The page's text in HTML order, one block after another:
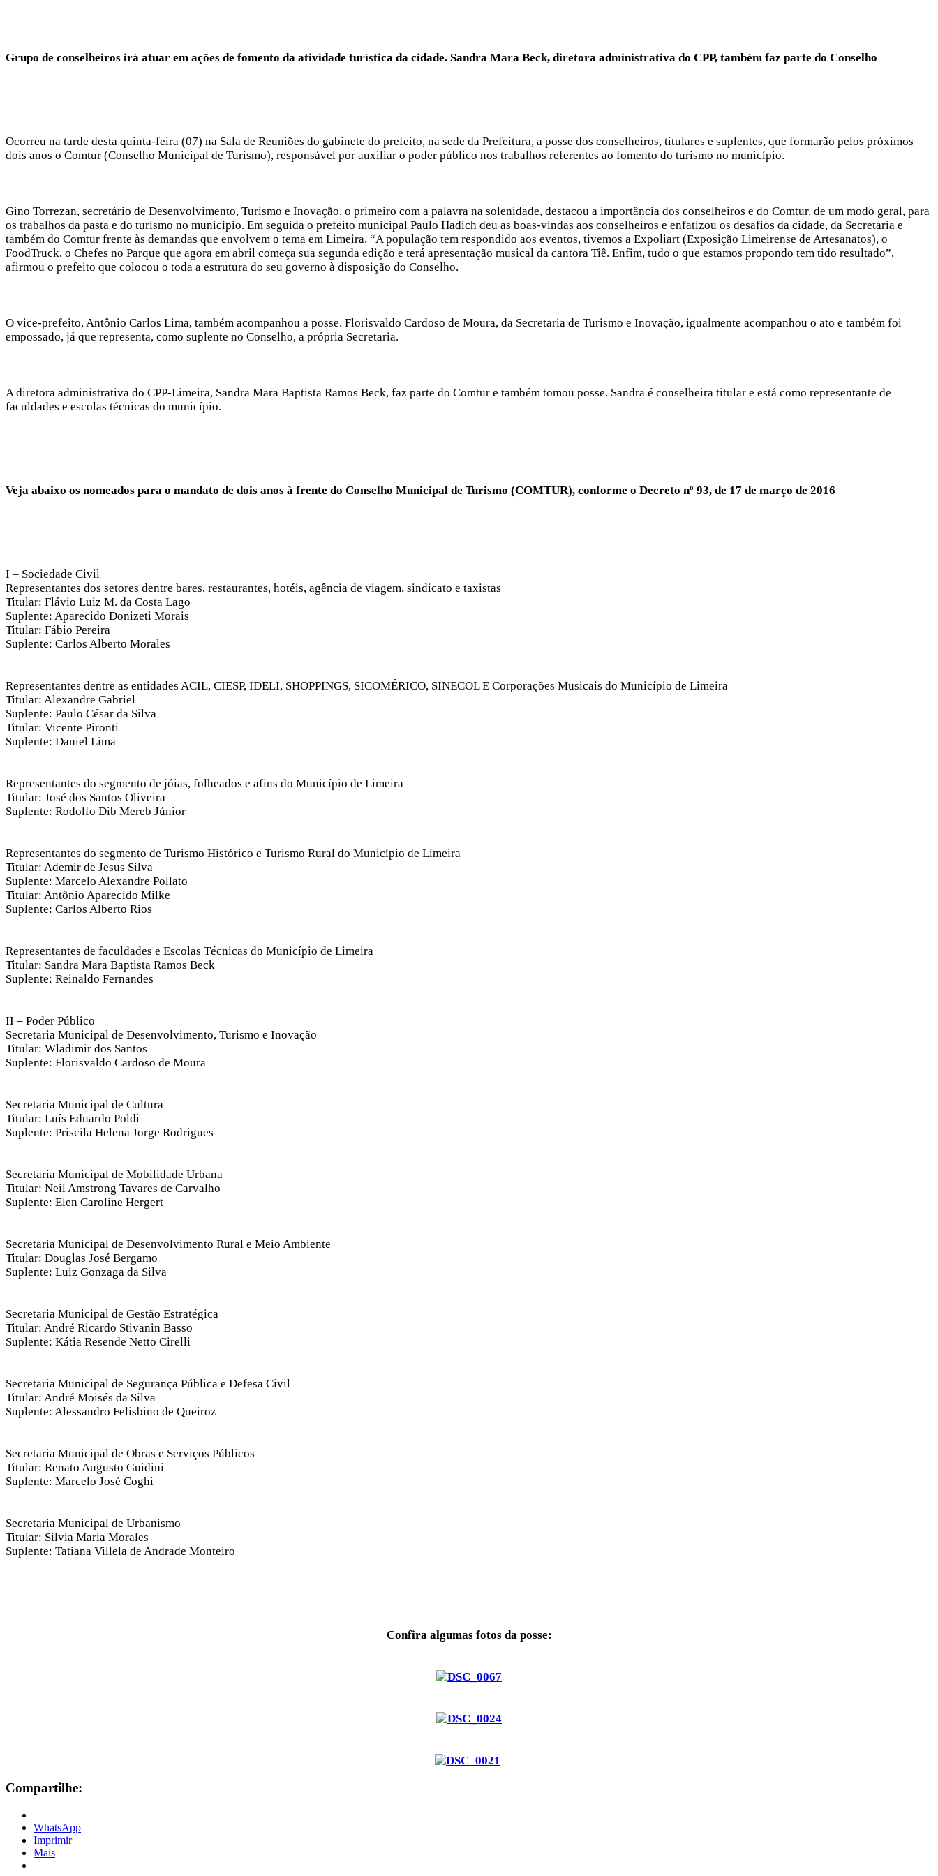
Grupo de conselheiros irá atuar em ações de fomento da atividade turística da cidade. Sandra Mara Beck, diretora administrativa do CPP, também faz parte do Conselho
Ocorreu na tarde desta quinta-feira (07) na Sala de Reuniões do gabinete do prefeito, na sede da Prefeitura, a posse dos conselheiros, titulares e suplentes, que formarão pelos próximos
dois anos o Comtur (Conselho Municipal de Turismo), responsável por auxiliar o poder público nos trabalhos referentes ao fomento do turismo no município.
Gino Torrezan, secretário de Desenvolvimento, Turismo e Inovação, o primeiro com a palavra na solenidade, destacou a importância dos conselheiros e do Comtur, de um modo geral, para
os trabalhos da pasta e do turismo no município. Em seguida o prefeito municipal Paulo Hadich deu as boas-vindas aos conselheiros e enfatizou os desafios da cidade, da Secretaria e
também do Comtur frente às demandas que envolvem o tema em Limeira. “A população tem respondido aos eventos, tivemos a Expoliart (Exposição Limeirense de Artesanatos), o
FoodTruck, o Chefes no Parque que agora em abril começa sua segunda edição e terá apresentação musical da cantora Tiê. Enfim, tudo o que estamos propondo tem tido resultado”,
afirmou o prefeito que colocou o toda a estrutura do seu governo à disposição do Conselho.
O vice-prefeito, Antônio Carlos Lima, também acompanhou a posse. Florisvaldo Cardoso de Moura, da Secretaria de Turismo e Inovação, igualmente acompanhou o ato e também foi
empossado, já que representa, como suplente no Conselho, a própria Secretaria.
A diretora administrativa do CPP-Limeira, Sandra Mara Baptista Ramos Beck, faz parte do Comtur e também tomou posse. Sandra é conselheira titular e está como representante de
faculdades e escolas técnicas do município.
Veja abaixo os nomeados para o mandato de dois anos à frente do Conselho Municipal de Turismo (COMTUR), conforme o Decreto nº 93, de 17 de março de 2016
I – Sociedade Civil
Representantes dos setores dentre bares, restaurantes, hotéis, agência de viagem, sindicato e taxistas
Titular: Flávio Luiz M. da Costa Lago
Suplente: Aparecido Donizeti Morais
Titular: Fábio Pereira
Suplente: Carlos Alberto Morales
Representantes dentre as entidades ACIL, CIESP, IDELI, SHOPPINGS, SICOMÉRICO, SINECOL E Corporações Musicais do Município de Limeira
Titular: Alexandre Gabriel
Suplente: Paulo César da Silva
Titular: Vicente Pironti
Suplente: Daniel Lima
Representantes do segmento de jóias, folheados e afins do Município de Limeira
Titular: José dos Santos Oliveira
Suplente: Rodolfo Dib Mereb Júnior
Representantes do segmento de Turismo Histórico e Turismo Rural do Município de Limeira
Titular: Ademir de Jesus Silva
Suplente: Marcelo Alexandre Pollato
Titular: Antônio Aparecido Milke
Suplente: Carlos Alberto Rios
Representantes de faculdades e Escolas Técnicas do Município de Limeira
Titular: Sandra Mara Baptista Ramos Beck
Suplente: Reinaldo Fernandes
II – Poder Público
Secretaria Municipal de Desenvolvimento, Turismo e Inovação
Titular: Wladimir dos Santos
Suplente: Florisvaldo Cardoso de Moura
Secretaria Municipal de Cultura
Titular: Luís Eduardo Poldi
Suplente: Priscila Helena Jorge Rodrigues
Secretaria Municipal de Mobilidade Urbana
Titular: Neil Amstrong Tavares de Carvalho
Suplente: Elen Caroline Hergert
Secretaria Municipal de Desenvolvimento Rural e Meio Ambiente
Titular: Douglas José Bergamo
Suplente: Luiz Gonzaga da Silva
Secretaria Municipal de Gestão Estratégica
Titular: André Ricardo Stivanin Basso
Suplente: Kátia Resende Netto Cirelli
Secretaria Municipal de Segurança Pública e Defesa Civil
Titular: André Moisés da Silva
Suplente: Alessandro Felisbino de Queiroz
Secretaria Municipal de Obras e Serviços Públicos
Titular: Renato Augusto Guidini
Suplente: Marcelo José Coghi
Secretaria Municipal de Urbanismo
Titular: Silvia Maria Morales
Suplente: Tatiana Villela de Andrade Monteiro
Confira algumas fotos da posse:
Compartilhe:
WhatsApp
Imprimir
Mais